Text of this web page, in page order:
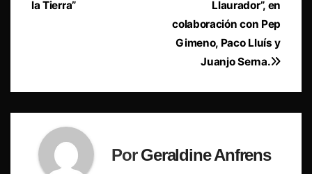
entradas
Llaurador”, en
colaboración con Pep
Gimeno, Paco Lluís y
Juanjo Serna.
la Tierra”
PorGeraldine Anfrens